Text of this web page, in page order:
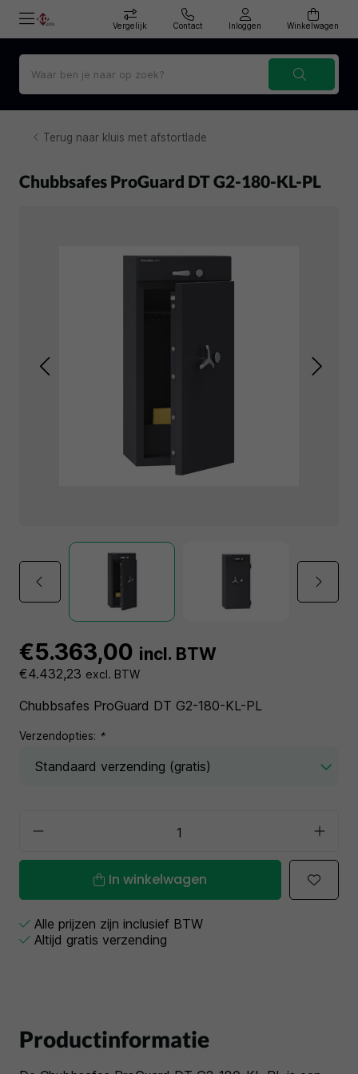
Vergelijk Contact Inloggen Winkelwagen
Terug naar kluis met afstortlade
Chubbsafes ProGuard DT G2-180-KL-PL
€5.363,00 incl. BTW
€4.432,23 excl. BTW
Chubbsafes ProGuard DT G2-180-KL-PL
Verzendopties: *
In winkelwagen
Alle prijzen zijn inclusief BTW
Altijd gratis verzending
Productinformatie